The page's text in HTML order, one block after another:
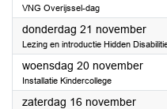
VNG Overijssel-dag
donderdag 21 november2024
Lezing en introductie Hidden
woensdag 20 november2024
Installatie Kindercollege
zaterdag 16 november2024